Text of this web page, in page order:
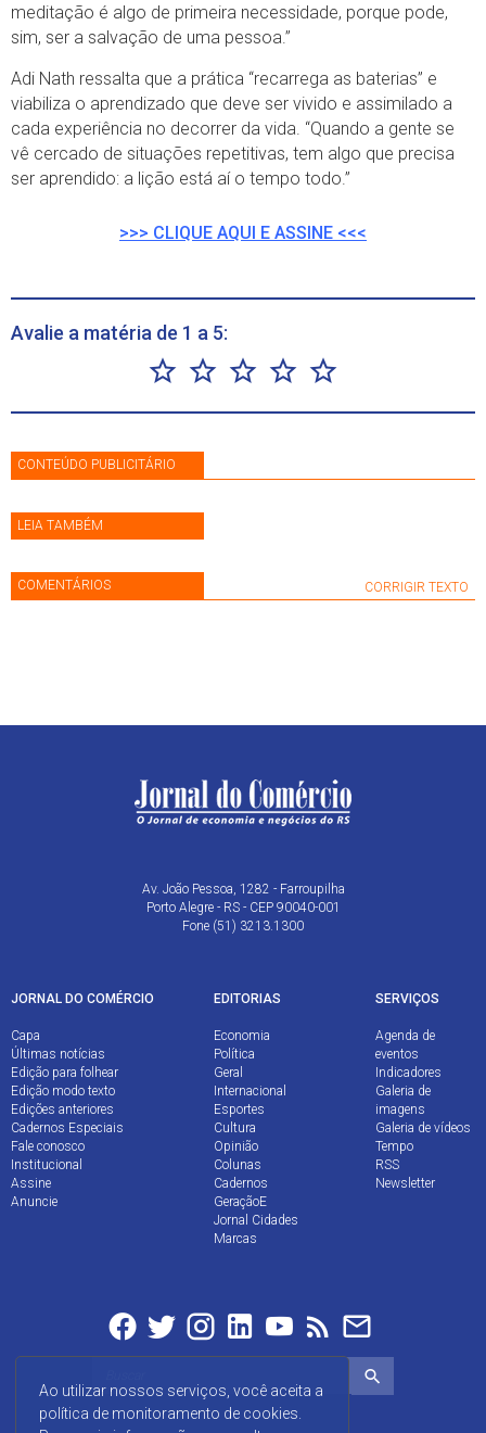
Ao utilizar nossos serviços, você aceita a
política de monitoramento de cookies.
meditação é algo de primeira necessidade, porque pode,
sim, ser a salvação de uma pessoa.”
Adi Nath ressalta que a prática “recarrega as baterias” e
viabiliza o aprendizado que deve ser vivido e assimilado a
cada experiência no decorrer da vida. “Quando a gente se
vê cercado de situações repetitivas, tem algo que precisa
ser aprendido: a lição está aí o tempo todo.”
>>> CLIQUE AQUI E ASSINE <<<
Avalie a matéria de 1 a 5:
CONTEÚDO PUBLICITÁRIO
LEIA TAMBÉM
COMENTÁRIOS CORRIGIR TEXTO
Av. João Pessoa, 1282 - Farroupilha
Porto Alegre - RS - CEP 90040-001
Fone (51) 3213.1300
JORNAL DO COMÉRCIO
Capa
Últimas notícias
Edição para folhear
Edição modo texto
Edições anteriores
Cadernos Especiais
Fale conosco
Institucional
Assine
Anuncie
EDITORIAS
Economia
Política
Geral
Internacional
Esportes
Cultura
Opinião
Colunas
Cadernos
GeraçãoE
Jornal Cidades
Marcas
SERVIÇOS
Agenda de
eventos
Indicadores
Galeria de
imagens
Galeria de vídeos
Tempo
RSS
Newsletter